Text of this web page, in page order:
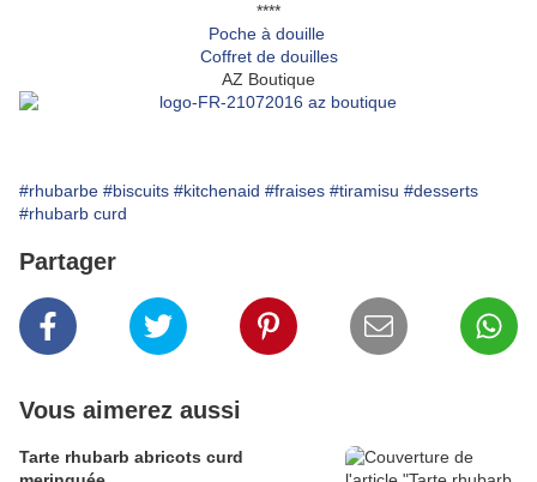
****
Poche à douille
Coffret de douilles
AZ Boutique
#rhubarbe #biscuits #kitchenaid #fraises #tiramisu #desserts
#rhubarb curd
Partager
Vous aimerez aussi
Tarte rhubarb abricots curd